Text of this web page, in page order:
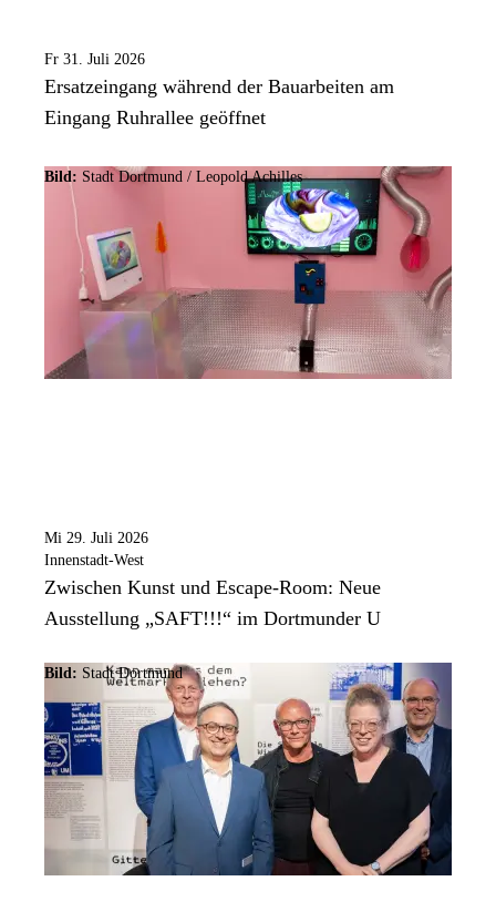
Fr 31. Juli 2026
Ersatzeingang während der Bauarbeiten am
Eingang Ruhrallee geöffnet
Bild: Stadt Dortmund / Leopold Achilles
Mi 29. Juli 2026
Innenstadt-West
Zwischen Kunst und Escape-Room: Neue
Ausstellung „SAFT!!!“ im Dortmunder U
Bild: Stadt Dortmund